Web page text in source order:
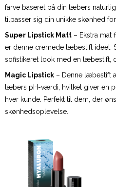
farve baseret på din læbers
tilpasser sig din unikke skønhed
Super Lipstick Matt – Ekstra mat
er denne cremede læbestift ideel.
sofistikeret look med en læbestift,
Magic Lipstick – Denne læbestift
læbers pH-værdi, hvilket giver en
hver kunde. Perfekt til dem, der
skønhedsoplevelse.